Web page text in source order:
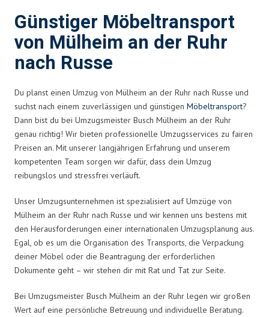
Günstiger Möbeltransport
von Mülheim an der Ruhr
nach Russe
Du planst einen Umzug von Mülheim an der Ruhr nach Russe und
suchst nach einem zuverlässigen und günstigen Möbeltransport?
Dann bist du bei Umzugsmeister Busch Mülheim an der Ruhr
genau richtig! Wir bieten professionelle Umzugsservices zu fairen
Preisen an. Mit unserer langjährigen Erfahrung und unserem
kompetenten Team sorgen wir dafür, dass dein Umzug
reibungslos und stressfrei verläuft.
Unser Umzugsunternehmen ist spezialisiert auf Umzüge von
Mülheim an der Ruhr nach Russe und wir kennen uns bestens mit
den Herausforderungen einer internationalen Umzugsplanung aus.
Egal, ob es um die Organisation des Transports, die Verpackung
deiner Möbel oder die Beantragung der erforderlichen
Dokumente geht – wir stehen dir mit Rat und Tat zur Seite.
Bei Umzugsmeister Busch Mülheim an der Ruhr legen wir großen
Wert auf eine persönliche Betreuung und individuelle Beratung.